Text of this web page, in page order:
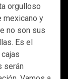
orgulloso
mexicano y
no son sus
Es el
serán